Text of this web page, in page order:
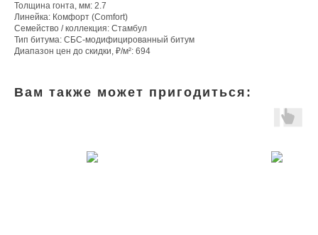
Толщина гонта, мм: 2.7
Линейка: Комфорт (Comfort)
Семейство / коллекция: Стамбул
Тип битума: СБС-модифицированный битум
Диапазон цен до скидки, ₽/м²: 694
Вам также может пригодиться: